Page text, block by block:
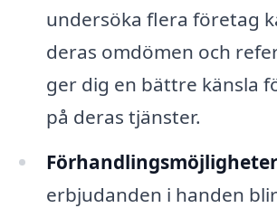
undersöka flera företag
deras omdömen och
ger dig en bättre känsla
på deras tjänster.
erbjudanden i handen